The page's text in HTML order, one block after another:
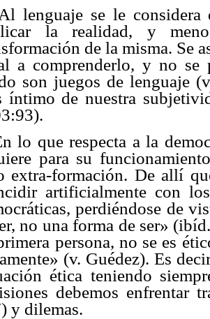
lenguaje se le considera
la realidad, y
de la misma. Se
a comprenderlo, y no se
son juegos de lenguaje
íntimo de nuestra
lo que respecta a la
para su
extra-formación. De allí
artificialmente con
perdiéndose de
no una forma de ser»
persona, no se es
(v. Guédez). Es
ética teniendo
debemos enfrentar
y dilemas.